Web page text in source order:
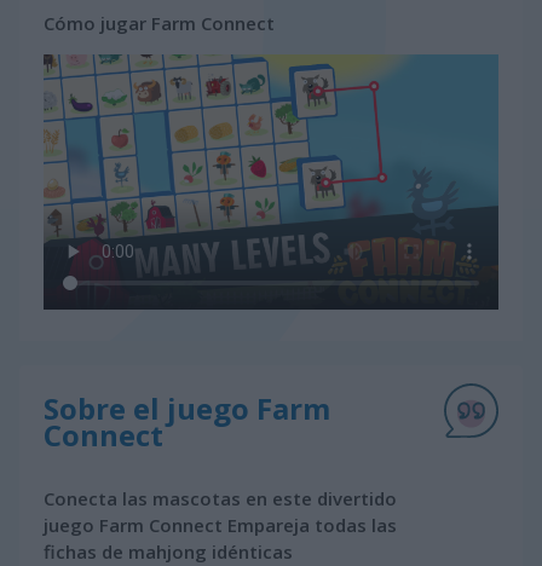
Cómo jugar Farm Connect
Sobre el juego Farm
Connect
Conecta las mascotas en este divertido
juego Farm Connect Empareja todas las
fichas de mahjong idénticas